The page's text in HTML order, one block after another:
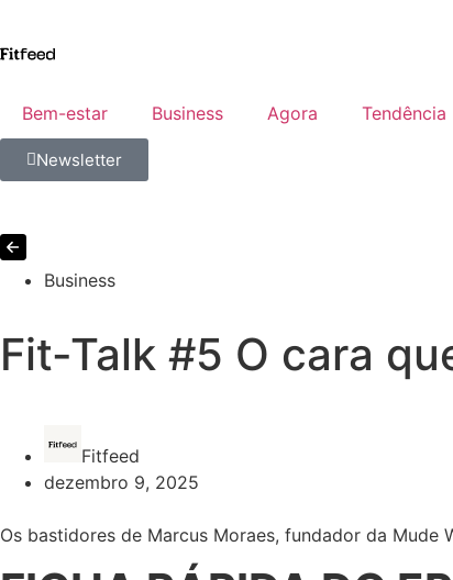
Bem-estar Business Agora Tendência
Newsletter
Business
Fit-Talk #5 O cara
Fitfeed
dezembro 9, 2025
Os bastidores de Marcus Moraes, fundador da Mude